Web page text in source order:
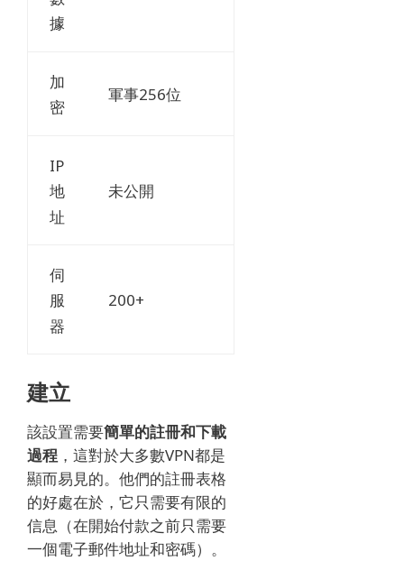
據
加
密
軍事256位
IP
地
址
未公開
伺
服
器
200+
建立
該設置需要簡單的註冊和下載
過程 ，這對於大多數VPN都是
顯而易見的。 他們的註冊表格
的好處在於，它只需要有限的
信息（在開始付款之前只需要
一個電子郵件地址和密碼）。